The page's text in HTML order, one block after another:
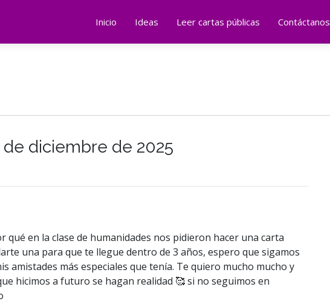
Inicio Ideas Leer cartas públicas Contáctanos
diciembre de 2025
qué en la clase de humanidades nos pidieron hacer una carta
una para que te llegue dentro de 3 años, espero que sigamos
amistades más especiales que tenía. Te quiero mucho mucho y
hicimos a futuro se hagan realidad 🥰 si no seguimos en